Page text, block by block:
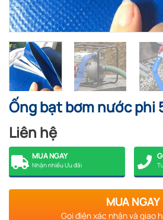
Ống bạt bơm nước phi
Liên hệ
MUA NGAY
Nhận nhiều Ưu đãi
MUA NGAY
Gọi điện xác nhận và giao